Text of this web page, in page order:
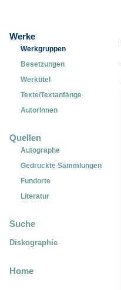
Werke
Werkgruppen
Besetzungen
Werktitel
Texte/Textanfänge
AutorInnen
Quellen
Autographe
Gedruckte Sammlungen
Fundorte
Literatur
Suche
Diskographie
Home